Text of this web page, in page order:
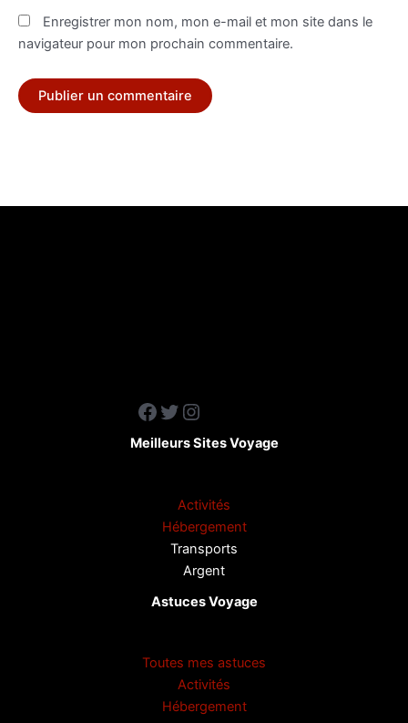
Enregistrer mon nom, mon e-mail et mon site dans le
navigateur pour mon prochain commentaire.
Facebook Twitter Instagram
Meilleurs Sites Voyage
Activités
Hébergement
Transports
Argent
Astuces Voyage
Toutes mes astuces
Activités
Hébergement